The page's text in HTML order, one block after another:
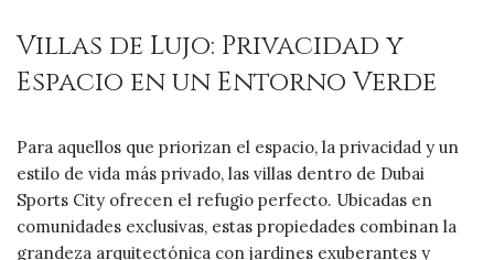
Villas de Lujo: Privacidad y
Espacio en un Entorno Verde
Para aquellos que priorizan el espacio, la privacidad y un
estilo de vida más privado, las villas dentro de Dubai
Sports City ofrecen el refugio perfecto. Ubicadas en
comunidades exclusivas, estas propiedades combinan la
grandeza arquitectónica con jardines exuberantes y